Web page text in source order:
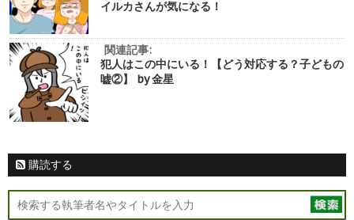
イルカさんが気になる！
関連記事:
犯人はこの中にいる！【どう対応する？子どもの
嘘②】 by 金星
購読する